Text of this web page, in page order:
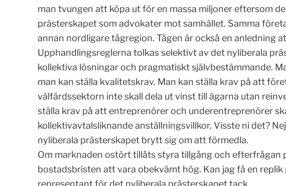
man tvungen att köpa ut för en massa miljoner eftersom
prästerskapet som advokater mot samhället. Samma
annan nordligare tågregion. Tågen är också en anledning
Upphandlingsreglerna tolkas selektivt av det nyliberala
kollektiva lösningar och pragmatiskt självbestämmande.
man kan ställa kvalitetskrav. Man kan ställa krav på att
välfärdssektorn inte skall dela ut vinst till ägarna utan
ställa krav på att entreprenörer och underentreprenörer
kollektivavtalsliknande anställningsvillkor. Visste ni det?
nyliberala prästerskapet brytt sig om att förmedla.
Om marknaden ostört tillåts styra tillgång och efterfrågan
bostadsbristen att vara obekvämt hög. Kan jag få en
representant för det nyliberala prästerskapet tack.